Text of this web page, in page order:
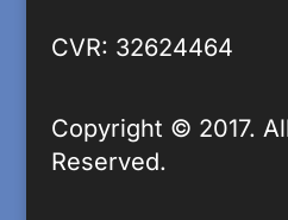
CVR: 32624464
Copyright © 2017.
Reserved.